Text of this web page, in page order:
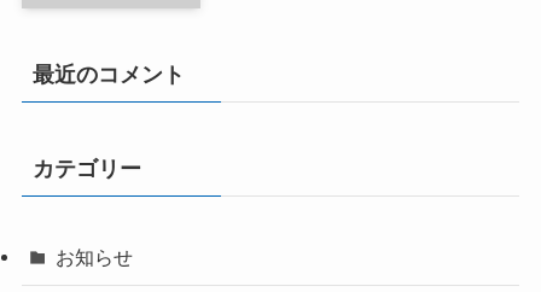
最近のコメント
カテゴリー
お知らせ